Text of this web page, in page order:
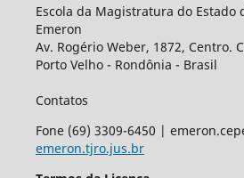
Escola da Magistratura do Estado
Emeron
Av. Rogério Weber, 1872, Centro.
Porto Velho - Rondônia - Brasil
Contatos
Fone (69) 3309-6450 |
emeron.tjro.jus.br